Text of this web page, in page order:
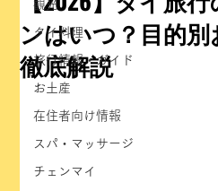
観光
タイ料理
旅行情報・ガイド
お土産
在住者向け情報
スパ・マッサージ
チェンマイ
ンはいつ？目的
徹底解説